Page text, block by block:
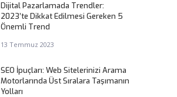
Dijital Pazarlamada Trendler:
2023’te Dikkat Edilmesi Gereken 5
Önemli Trend
13 Temmuz 2023
SEO İpuçları: Web Sitelerinizi Arama
Motorlarında Üst Sıralara Taşımanın
Yolları